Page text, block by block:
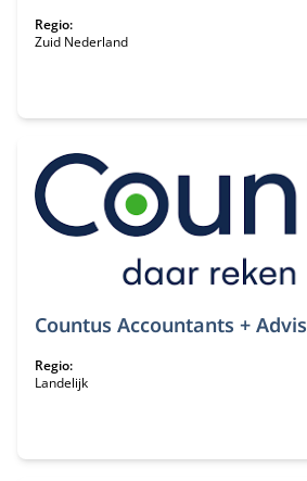
Regio:
Zuid Nederland
Countus Accountants +
Regio:
Landelijk